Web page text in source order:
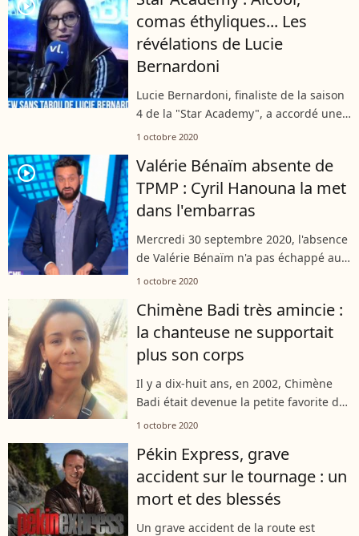
quand Willy...
player2
comas éthyliques... Les
révélations de Lucie
Bernardoni
Lucie Bernardoni, finaliste de la saison
4 de la "Star Academy", a accordé une
interview à Maxime Guény sur Radio
révélé que lors d'une soirée,...
1 octobre 2020
player2
Valérie Bénaïm absente de
TPMP : Cyril Hanouna la met
dans l'embarras
Mercredi 30 septembre 2020, l'absence
de Valérie Bénaïm n'a pas échappé aux
téléspectateurs de "Touche pas à mon
expliquant les raisons, mais...
1 octobre 2020
Chimène Badi très amincie :
la chanteuse ne supportait
plus son corps
Il y a dix-huit ans, en 2002, Chimène
Badi était devenue la petite favorite du
public français dans l'émission
ont eu du mal à la reconnaître...
1 octobre 2020
Pékin Express, grave
accident sur le tournage : un
mort et des blessés
Un grave accident de la route est